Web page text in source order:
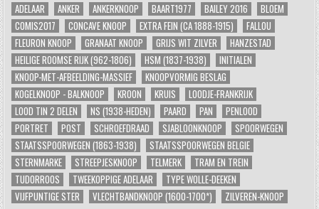
ADELAAR ANKER ANKERKNOOP BAART1977 BAILEY 2016
BLOEM
COMIS2017
CONCAVE KNOOP EXTRA FEIN (CA 1888-1915)
FALLOU
FLEURON KNOOP
GRANAAT KNOOP GRIJS WIT ZILVER
HANZESTAD
HEILIGE ROOMSE RIJK (962-1806)
HSM (1837-1938)
INITIALEN
KNOOP-MET-AFBEELDING-MASSIEF
KNOOPVORMIG BESLAG
KOGELKNOOP - BALKNOOP
KROON KRUIS
LOODJE-FRANKRIJK
LOOD TIN 2 DELEN
NS (1938-HEDEN) PAARD PAN
PENLOOD
PORTRET
POST SCHROEFDRAAD SJABLOONKNOOP
SPOORWEGEN
STAATSSPOORWEGEN (1863-1938)
STAATSSPOORWEGEN BELGIE
STERNMARKE
STREEPJESKNOOP TELMERK
TRAM EN TREIN
TUDORROOS
TWEEKOPPIGE ADELAAR
TYPE WOLLE-DEEKEN
VIJFPUNTIGE STER
VLECHTBANDKNOOP (1600-1700*) ZILVEREN-KNOOP